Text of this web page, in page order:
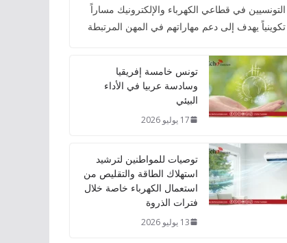
التونسيين في قطاعي الكهرباء والإلكترونيك مساراً
تكوينياً يهدف إلى دعم مهاراتهم في المهن المرتبطة
تونس خامسة إفريقيا
وسادسة عربيا في الأداء
البيئي
17 يوليو 2026
توصيات للمواطنين لترشيد
استهلاك الطاقة والتقليص من
استعمال الكهرباء خاصة خلال
فترات الذروة
13 يوليو 2026